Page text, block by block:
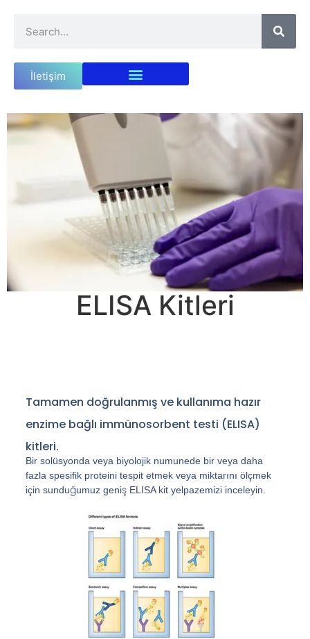
İletişim
ELISA Kitleri
Tamamen doğrulanmış ve kullanıma hazır
enzime bağlı immünosorbent testi (ELISA)
kitleri.
Bir solüsyonda veya biyolojik numunede bir veya daha
fazla spesifik proteini tespit etmek veya miktarını ölçmek
için sunduğumuz geniş ELISA kit yelpazemizi inceleyin.